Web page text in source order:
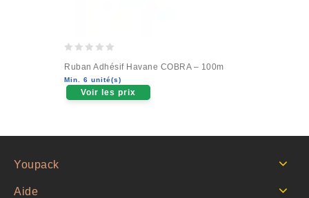
out
of
5
Ruban Adhésif Havane COBRA – 100m
Min. 6 unité(s)
Voir les prix
Youpack
Aide